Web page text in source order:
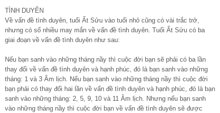
TÌNH DUYÊN
Về vấn đề tình duyên, tuổi Ất Sửu vào tuổi nhỏ cũng có vài trắc trở,
nhưng có số nhiều may mắn về vấn đề tình duyên. Tuổi Ất Sửu có ba
giai đoạn về vấn đề tình duyên như sau:
Nếu bạn sanh vào những tháng nầy thì cuộc đời bạn sẽ phải có ba lần
thay đổi về vấn đề tình duyên và hạnh phúc, đó là bạn sanh vào những
tháng: 1 và 3 Âm lịch. Nếu bạn sanh vào những tháng nầy thì cuộc đời
bạn phải có thay đổi hai lần về vấn đề tình duyên và hạnh phúc, đó là bạn
sanh vào những tháng: 2, 5, 9, 10 và 11 Âm lịch. Nhưng nếu bạn sanh
vào những tháng nầy thì cuộc đời bạn về vấn đề tình duyên sẽ được